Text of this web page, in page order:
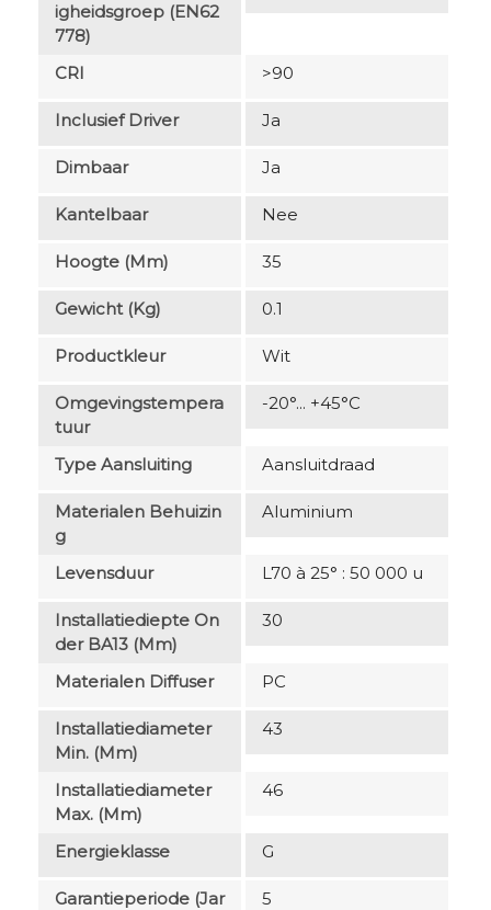
Igheidsgroep (EN62
778)
CRI
>90
Inclusief Driver Ja
Dimbaar Ja
Kantelbaar Nee
Hoogte (mm) 35
Gewicht (kg) 0.1
Productkleur Wit
Omgevingstempera
Tuur
-20°... +45°C
Type Aansluiting Aansluitdraad
Materialen Behuizin
G
Aluminium
Levensduur L70 à 25° : 50 000 u
Installatiediepte On
Der BA13 (mm)
30
Materialen Diffuser PC
Installatiediameter
Min. (mm)
43
Installatiediameter
Max. (mm)
46
Energieklasse G
Garantieperiode (jar
5